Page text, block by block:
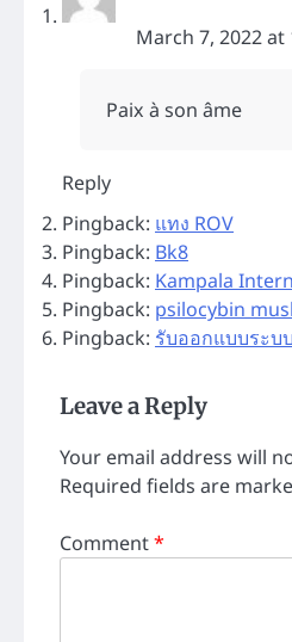
March 7, 2022 at
Paix à son âme
Reply
Pingback: แทง ROV
Pingback: Bk8
Pingback: Kampala
Pingback: psilocybin
Pingback: รับออกแบบระบบ
Leave a Reply
Your email address will
Required fields are
Comment*